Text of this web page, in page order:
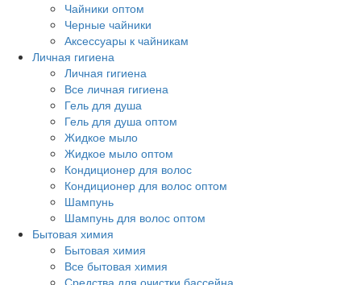
Чайники оптом
Черные чайники
Аксессуары к чайникам
Личная гигиена
Личная гигиена
Все личная гигиена
Гель для душа
Гель для душа оптом
Жидкое мыло
Жидкое мыло оптом
Кондиционер для волос
Кондиционер для волос оптом
Шампунь
Шампунь для волос оптом
Бытовая химия
Бытовая химия
Все бытовая химия
Средства для очистки бассейна